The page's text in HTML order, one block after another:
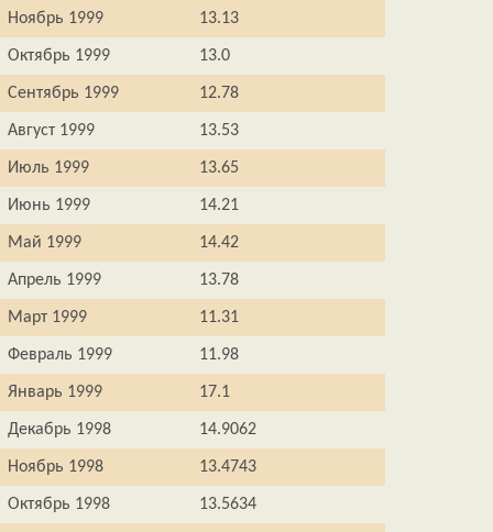
Ноябрь 1999 13.13
Октябрь 1999 13.0
Сентябрь 1999 12.78
Август 1999 13.53
Июль 1999 13.65
Июнь 1999 14.21
Май 1999 14.42
Апрель 1999 13.78
Март 1999 11.31
Февраль 1999 11.98
Январь 1999 17.1
Декабрь 1998 14.9062
Ноябрь 1998 13.4743
Октябрь 1998 13.5634